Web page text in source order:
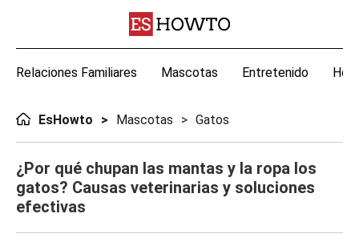
Relaciones Familiares Mascotas Entretenido
EsHowto Mascotas Gatos
¿Por qué chupan las mantas y la ropa los
gatos? Causas veterinarias y soluciones
efectivas